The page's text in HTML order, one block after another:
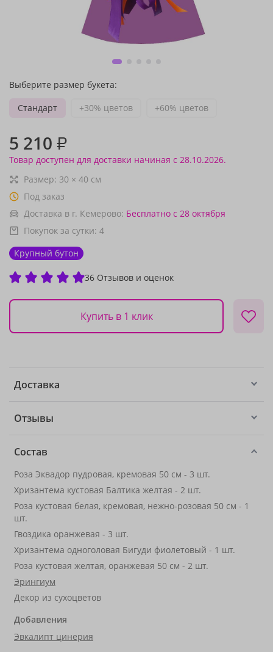
Выберите размер букета:
Стандарт
+30% цветов +60% цветов
5 210 ₽
Товар доступен для доставки начиная с 28.10.2026.
Размер: 30 × 40 см
Под заказ
Доставка в г. Кемерово: Бесплатно с 28 октября
Покупок за сутки: 4
Крупный бутон
36 Отзывов и оценок
Купить в 1 клик
Доставка
Отзывы
Состав
Роза Эквадор пудровая, кремовая 50 см - 3 шт.
Хризантема кустовая Балтика желтая - 2 шт.
Роза кустовая белая, кремовая, нежно-розовая 50 см - 1
шт.
Гвоздика оранжевая - 3 шт.
Хризантема одноголовая Бигуди фиолетовый - 1 шт.
Роза кустовая желтая, оранжевая 50 см - 2 шт.
Эрингиум
Декор из сухоцветов
Добавления
Эвкалипт цинерия